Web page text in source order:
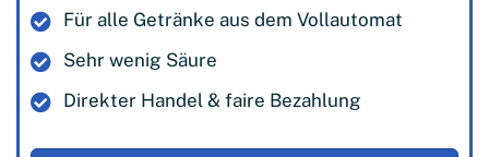
Für alle Getränke aus dem Vollautomat
Sehr wenig Säure
Direkter Handel & faire Bezahlung